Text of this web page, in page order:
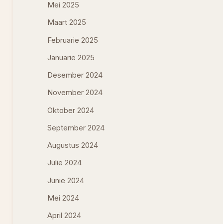
Mei 2025
Maart 2025
Februarie 2025
Januarie 2025
Desember 2024
November 2024
Oktober 2024
September 2024
Augustus 2024
Julie 2024
Junie 2024
Mei 2024
April 2024